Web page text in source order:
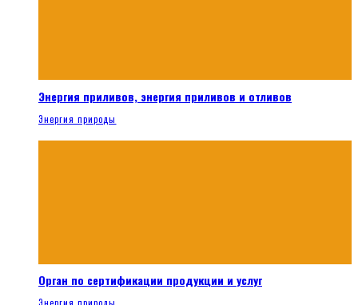
Энергия приливов, энергия приливов и отливов
Энергия природы
Орган по сертификации продукции и услуг
Энергия природы